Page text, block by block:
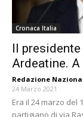
Cronaca Italia
Il
Ardeatine.
Redazione
24 Marzo 2021
Era il 24 marzo
partigiano di via